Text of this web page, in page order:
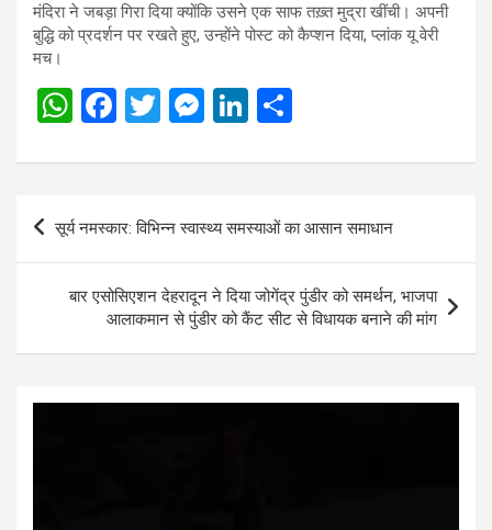
मंदिरा ने जबड़ा गिरा दिया क्योंकि उसने एक साफ तख़्त मुद्रा खींची। अपनी
बुद्धि को प्रदर्शन पर रखते हुए, उन्होंने पोस्ट को कैप्शन दिया, प्लांक यू वेरी
मच।
W
at
s
A
p
p
F
ce
o
o
k
T
tt
M
se
g
er
Li
ke
dI
n
ar
Post
navigation
सूर्य नमस्कार: विभिन्न स्वास्थ्य समस्याओं का आसान समाधान
बार एसोसिएशन देहरादून ने दिया जोगेंद्र पुंडीर को समर्थन, भाजपा
आलाकमान से पुंडीर को कैंट सीट से विधायक बनाने की मांग